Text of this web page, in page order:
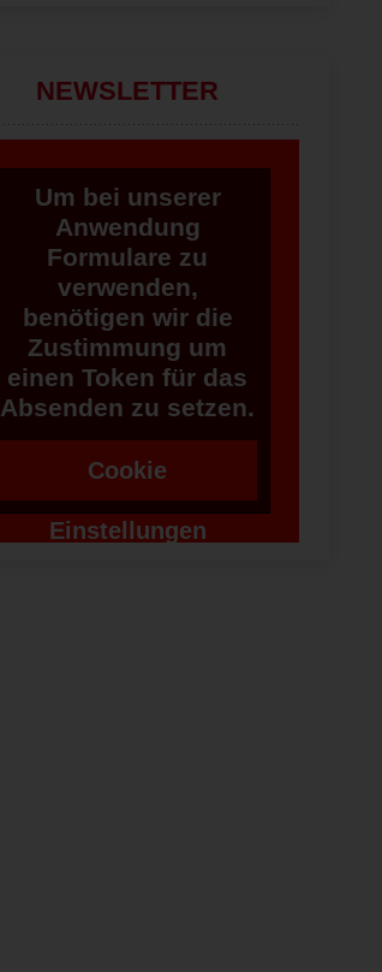
NEWSLETTER
Um bei unserer
Anwendung
Formulare zu
verwenden,
benötigen wir die
Zustimmung um
einen Token für das
Absenden zu setzen.
Cookie
Einstellungen